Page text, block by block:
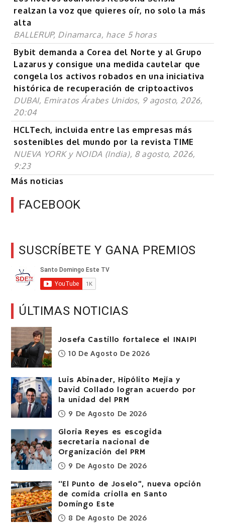
realzan la voz que quieres oír, no solo la más
alta
BALLERUP, Dinamarca, hace 5 horas
Bybit demanda a Corea del Norte y al Grupo
Lazarus y consigue una medida cautelar que
congela los activos robados en una iniciativa
histórica de recuperación de criptoactivos
DUBAI, Emiratos Árabes Unidos, 9 agosto, 2026,
20:04
HCLTech, incluida entre las empresas más
sostenibles del mundo por la revista TIME
NUEVA YORK y NOIDA (India), 8 agosto, 2026,
9:23
Más noticias
FACEBOOK
SUSCRÍBETE Y GANA PREMIOS
ÚLTIMAS NOTICIAS
Josefa Castillo fortalece el INAIPI
10 De Agosto De 2026
Luis Abinader, Hipólito Mejía y
David Collado logran acuerdo por
la unidad del PRM
9 De Agosto De 2026
Gloria Reyes es escogida
secretaria nacional de
Organización del PRM
9 De Agosto De 2026
“El Punto de Joselo”, nueva opción
de comida criolla en Santo
Domingo Este
8 De Agosto De 2026